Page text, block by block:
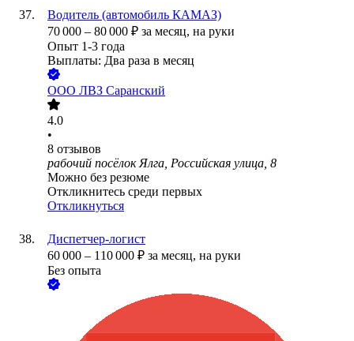
Водитель (автомобиль КАМАЗ)
70 000 – 80 000 ₽ за месяц, на руки
Опыт 1-3 года
Выплаты: Два раза в месяц
ООО ЛВЗ Саранский
4.0
•
8 отзывов
рабочий посёлок Ялга, Российская улица, 8
Можно без резюме
Откликнитесь среди первых
Откликнуться
Диспетчер-логист
60 000 – 110 000 ₽ за месяц, на руки
Без опыта